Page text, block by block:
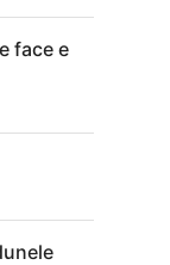
face e